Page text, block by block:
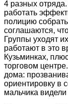
4 разных
работать
полицию
соглашаются,
Группы уходят
работают в это
Кузьминках,
торговом
дома:
ориентировку в
мальчика